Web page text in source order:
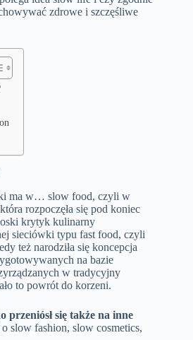
zdrowe i szczęśliwe
ma w… slow food, czyli w
rozpoczęła się pod koniec
krytyk kulinarny
sieciówki typu fast food, czyli
też narodziła się koncepcja
na bazie
w tradycyjny
to powrót do korzeni.
przeniósł się także na inne
slow fashion, slow cosmetics,